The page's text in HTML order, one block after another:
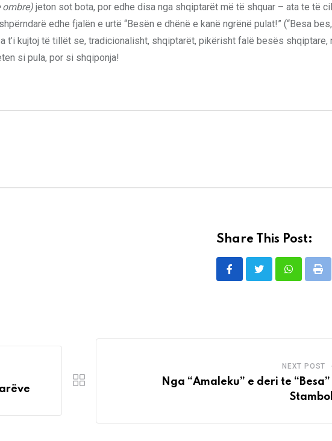
ombre) jeton sot bota, por edhe disa nga shqiptarët më të shquar – ata te të
edhe fjalën e urtë “Besën e dhënë e kanë ngrënë pulat!” (“Besa
t’i kujtoj të tillët se, tradicionalisht, shqiptarët, pikërisht falë besës shqiptare,
si pula, por si shqiponja!
Share This Post:
WhatsappPrint
NEXT POST
Nga “Amaleku” e deri te “Besa”